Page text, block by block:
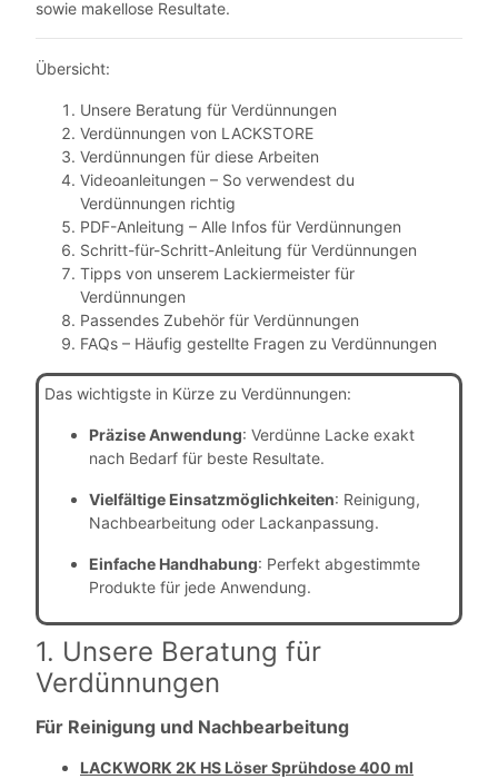
sowie makellose Resultate.
Übersicht:
Unsere Beratung für Verdünnungen
Verdünnungen von LACKSTORE
Verdünnungen für diese Arbeiten
Videoanleitungen – So verwendest du
Verdünnungen richtig
PDF-Anleitung – Alle Infos für Verdünnungen
Schritt-für-Schritt-Anleitung für Verdünnungen
Tipps von unserem Lackiermeister für
Verdünnungen
Passendes Zubehör für Verdünnungen
FAQs – Häufig gestellte Fragen zu Verdünnungen
Das wichtigste in Kürze zu Verdünnungen:
Präzise Anwendung: Verdünne Lacke exakt
nach Bedarf für beste Resultate.
Vielfältige Einsatzmöglichkeiten: Reinigung,
Nachbearbeitung oder Lackanpassung.
Einfache Handhabung: Perfekt abgestimmte
Produkte für jede Anwendung.
1. Unsere Beratung für
Verdünnungen
Für Reinigung und Nachbearbeitung
LACKWORK 2K HS Löser Sprühdose 400 ml